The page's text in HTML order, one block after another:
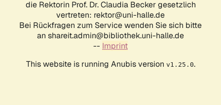
die Rektorin Prof. Dr. Claudia Becker gesetzlich
vertreten: rektor@uni-halle.de
Bei Rückfragen zum Service wenden Sie sich bitte
an shareit.admin@bibliothek.uni-halle.de
-- Imprint
This website is running Anubis version v1.25.0.